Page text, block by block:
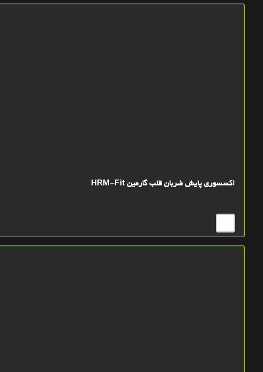
اکسسوری پایش ضربان قلب گارمین HRM-Fit